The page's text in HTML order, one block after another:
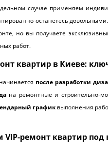
случае применяем
останетесь
но вы получаете
работ.
квартир в Киеве:
после разработки
на ремонтные и строительно-
графиквыполнения
ремонт квартир